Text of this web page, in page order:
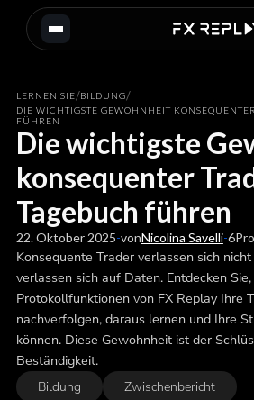
LERNEN SIE/BILDUNG/
DIE WICHTIGSTE GEWOHNHEIT
FÜHREN
Die wichtigste
konsequenter
Tagebuch führen
22. Oktober 2025-vonNicolina Savelli-6
Konsequente Trader verlassen sich
verlassen sich auf Daten. Entdecken
Protokollfunktionen von FX Replay Ihre
nachverfolgen, daraus lernen und Ihre
können. Diese Gewohnheit ist der
Beständigkeit.
Bildung Zwischenbericht